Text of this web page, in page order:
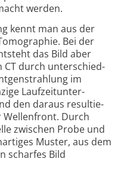
werden.
kennt man aus der
Bei der
das Bild aber
CT durch unter­schied­
im
Laufzeit­unter­
den daraus resultie­
Wellen­front. Durch
zwischen Probe und
Muster, aus dem
scharfes Bild